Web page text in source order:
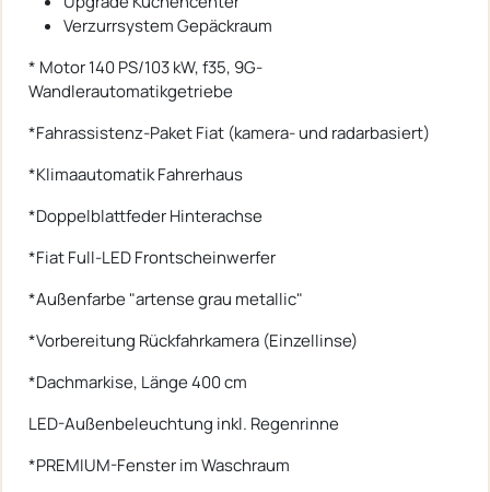
Verzurrsystem Gepäckraum
* Motor 140 PS/103 kW, f35, 9G-
Wandlerautomatikgetriebe
*Fahrassistenz-Paket Fiat (kamera- und radarbasiert)
*Klimaautomatik Fahrerhaus
*Doppelblattfeder Hinterachse
*Fiat Full-LED Frontscheinwerfer
*Außenfarbe "artense grau metallic"
*Vorbereitung Rückfahrkamera (Einzellinse)
*Dachmarkise, Länge 400 cm
LED-Außenbeleuchtung inkl. Regenrinne
*PREMIUM-Fenster im Waschraum